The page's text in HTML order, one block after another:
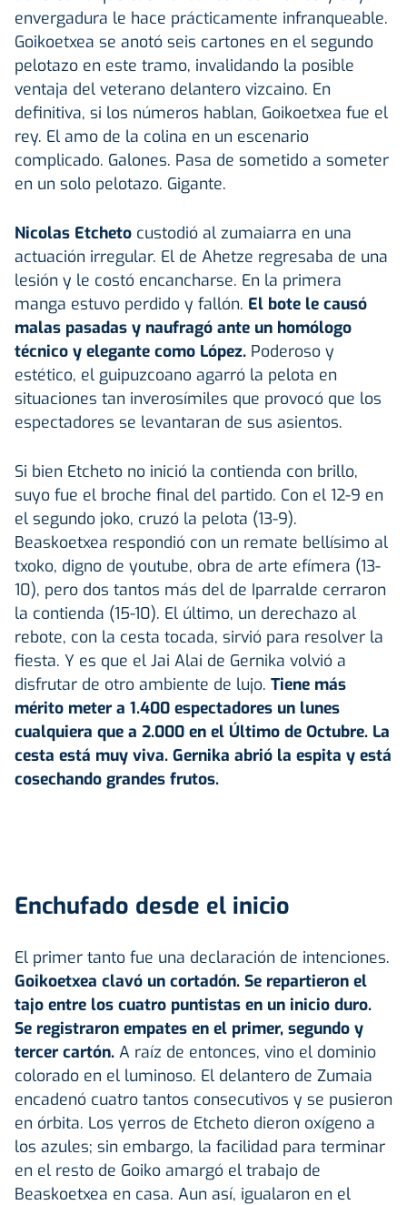
envergadura le hace prácticamente infranqueable.
Goikoetxea se anotó seis cartones en el segundo
pelotazo en este tramo, invalidando la posible
ventaja del veterano delantero vizcaino. En
definitiva, si los números hablan, Goikoetxea fue el
rey. El amo de la colina en un escenario
complicado. Galones. Pasa de sometido a someter
en un solo pelotazo. Gigante.
Nicolas Etcheto custodió al zumaiarra en una
actuación irregular. El de Ahetze regresaba de una
lesión y le costó encancharse. En la primera
manga estuvo perdido y fallón. El bote le causó
malas pasadas y naufragó ante un homólogo
técnico y elegante como López. Poderoso y
estético, el guipuzcoano agarró la pelota en
situaciones tan inverosímiles que provocó que los
espectadores se levantaran de sus asientos.
Si bien Etcheto no inició la contienda con brillo,
suyo fue el broche final del partido. Con el 12-9 en
el segundo joko, cruzó la pelota (13-9).
Beaskoetxea respondió con un remate bellísimo al
txoko, digno de youtube, obra de arte efímera (13-
10), pero dos tantos más del de Iparralde cerraron
la contienda (15-10). El último, un derechazo al
rebote, con la cesta tocada, sirvió para resolver la
fiesta. Y es que el Jai Alai de Gernika volvió a
disfrutar de otro ambiente de lujo. Tiene más
mérito meter a 1.400 espectadores un lunes
cualquiera que a 2.000 en el Último de Octubre. La
cesta está muy viva. Gernika abrió la espita y está
cosechando grandes frutos.
Enchufado desde el inicio
El primer tanto fue una declaración de intenciones.
Goikoetxea clavó un cortadón. Se repartieron el
tajo entre los cuatro puntistas en un inicio duro.
Se registraron empates en el primer, segundo y
tercer cartón. A raíz de entonces, vino el dominio
colorado en el luminoso. El delantero de Zumaia
encadenó cuatro tantos consecutivos y se pusieron
en órbita. Los yerros de Etcheto dieron oxígeno a
los azules; sin embargo, la facilidad para terminar
en el resto de Goiko amargó el trabajo de
Beaskoetxea en casa. Aun así, igualaron en el